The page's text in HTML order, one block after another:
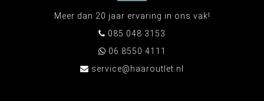
Meer dan 20 jaar ervaring in ons vak!
085 048 3153
06 8550 4111
service@haaroutlet.nl